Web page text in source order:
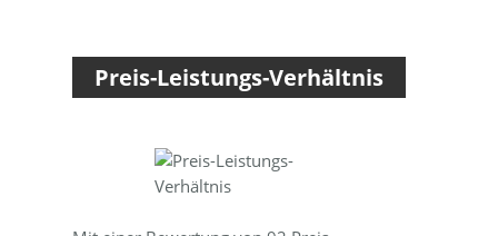
Preis-Leistungs-Verhältnis